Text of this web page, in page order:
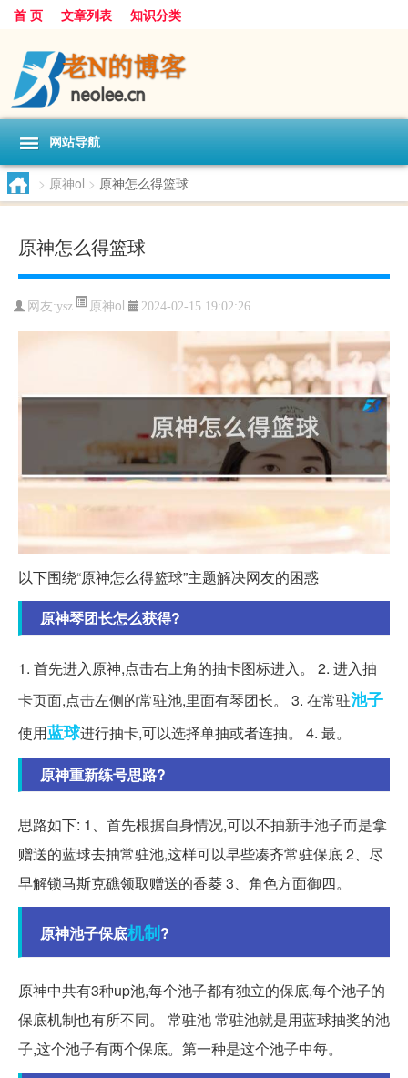
首 页 文章列表 知识分类
网站导航
> 原神ol > 原神怎么得篮球
原神怎么得篮球
网友:ysz 原神ol 2024-02-15 19:02:26
以下围绕“原神怎么得篮球”主题解决网友的困惑
原神琴团长怎么获得?
1. 首先进入原神,点击右上角的抽卡图标进入。 2. 进入抽
卡页面,点击左侧的常驻池,里面有琴团长。 3. 在常驻池子
使用蓝球进行抽卡,可以选择单抽或者连抽。 4. 最。
原神重新练号思路?
思路如下: 1、首先根据自身情况,可以不抽新手池子而是拿
赠送的蓝球去抽常驻池,这样可以早些凑齐常驻保底 2、尽
早解锁马斯克礁领取赠送的香菱 3、角色方面御四。
原神池子保底机制?
原神中共有3种up池,每个池子都有独立的保底,每个池子的
保底机制也有所不同。 常驻池 常驻池就是用蓝球抽奖的池
子,这个池子有两个保底。第一种是这个池子中每。